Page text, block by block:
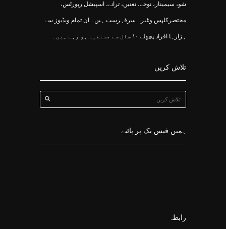
شو، سیمینار، نوحے، نعتیں، ترانے، اسپیشل رپورٹس،
مختصرکلپس وغیرہ سرفہرست ہیں۔ ان تمام ویڈیوز سے
ہزارہا افراد پچھلے ۱۰ سال سے مستفید ہو رہے ہیں۔
تلاش کریں
ہمیں فیس بک پر پائیے
رابطہ